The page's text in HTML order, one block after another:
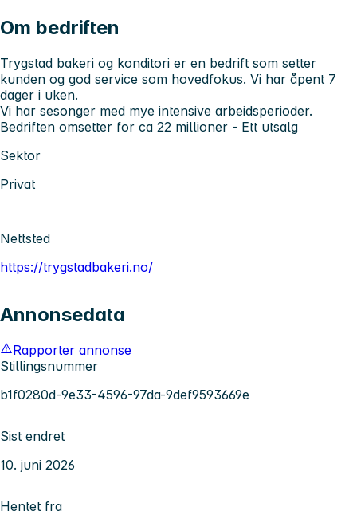
Om bedriften
Trygstad bakeri og konditori er en bedrift som setter
kunden og god service som hovedfokus. Vi har åpent 7
dager i uken.
Vi har sesonger med mye intensive arbeidsperioder.
Bedriften omsetter for ca 22 millioner - Ett utsalg
Sektor
Privat
Nettsted
https://trygstadbakeri.no/
Annonsedata
Rapporter annonse
Stillingsnummer
b1f0280d-9e33-4596-97da-9def9593669e
Sist endret
10. juni 2026
Hentet fra